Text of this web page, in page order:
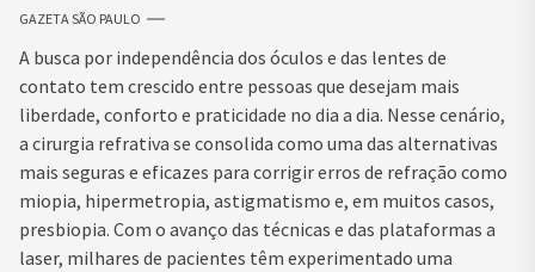
GAZETA SÃO PAULO
A busca por independência dos óculos e das lentes de
contato tem crescido entre pessoas que desejam mais
liberdade, conforto e praticidade no dia a dia. Nesse cenário,
a cirurgia refrativa se consolida como uma das alternativas
mais seguras e eficazes para corrigir erros de refração como
miopia, hipermetropia, astigmatismo e, em muitos casos,
presbiopia. Com o avanço das técnicas e das plataformas a
laser, milhares de pacientes têm experimentado uma